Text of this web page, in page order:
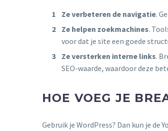
Ze verbeteren de navigatie.
Ze helpen zoekmachines.
voor dat je site een goede
Ze versterken interne links.
SEO-waarde, waardoor deze
HOE VOEG JE
Gebruik je WordPress? Dan kun je